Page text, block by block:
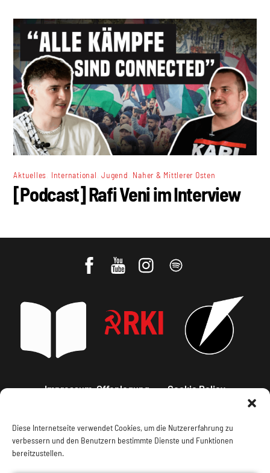
Diese Internetseite verwendet Cookies, um die Nutzererfahrung zu
verbessern und den Benutzern bestimmte Dienste und Funktionen
bereitzustellen.
Aktuelles International ,Jugend Naher & Mittlerer Osten
[Podcast] Rafi Veni im Interview
Impressum, Offenlegung Cookie Policy
Datenschutz Kontakt